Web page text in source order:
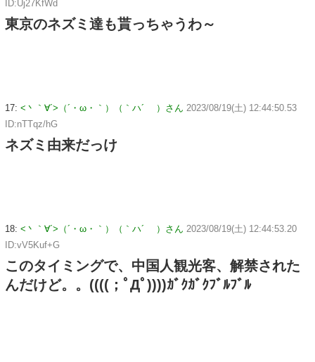
ID:Uj27KfWd
東京のネズミ達も貰っちゃうわ～
17: <丶｀∀´>（´・ω・｀）（｀ハ´ ）さん 2023/08/19(土) 12:44:50.53
ID:nTTqz/hG
ネズミ由来だっけ
18: <丶｀∀´>（´・ω・｀）（｀ハ´ ）さん 2023/08/19(土) 12:44:53.20
ID:vV5Kuf+G
このタイミングで、中国人観光客、解禁された
んだけど。。((((；ﾟДﾟ))))ｶﾞｸｶﾞｸﾌﾞﾙﾌﾞﾙ